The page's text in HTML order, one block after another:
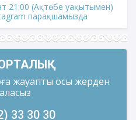
21:00 (Ақтөбе уақытымен)
парақшамызда
жауапты осы жерден
33 30 30